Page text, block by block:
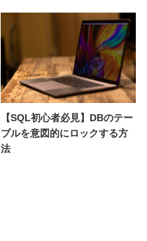
【SQL初心者必見】DBのテー
ブルを意図的にロックする方
法